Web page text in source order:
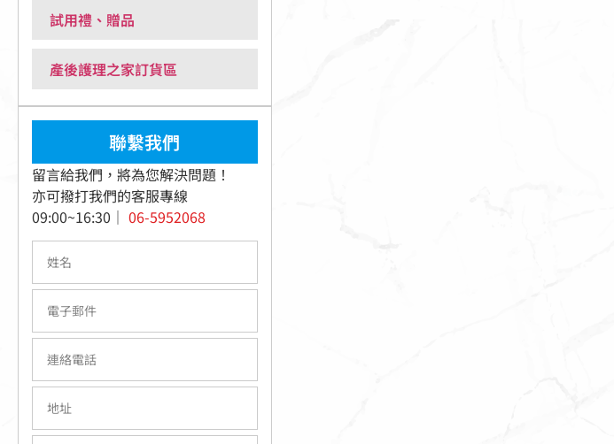
試用禮、贈品
產後護理之家訂貨區
聯繫我們
留言給我們，將為您解決問題！
亦可撥打我們的客服專線
09:00~16:30｜ 06-5952068